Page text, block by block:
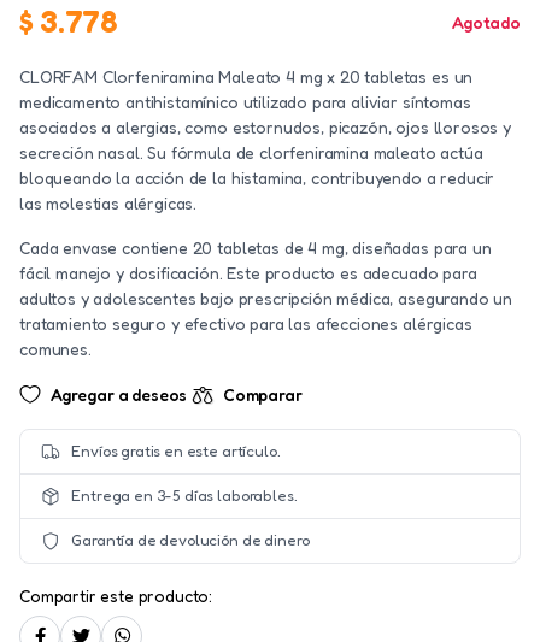
$3.778 Agotado
CLORFAM Clorfeniramina Maleato 4 mg x 20 tabletas es un
medicamento antihistamínico utilizado para aliviar síntomas
asociados a alergias, como estornudos, picazón, ojos llorosos y
secreción nasal. Su fórmula de clorfeniramina maleato actúa
bloqueando la acción de la histamina, contribuyendo a reducir
las molestias alérgicas.
Cada envase contiene 20 tabletas de 4 mg, diseñadas para un
fácil manejo y dosificación. Este producto es adecuado para
adultos y adolescentes bajo prescripción médica, asegurando un
tratamiento seguro y efectivo para las afecciones alérgicas
comunes.
Agregar a deseos Comparar
Envíos gratis en este artículo.
Entrega en 3-5 días laborables.
Garantía de devolución de dinero
Compartir este producto: